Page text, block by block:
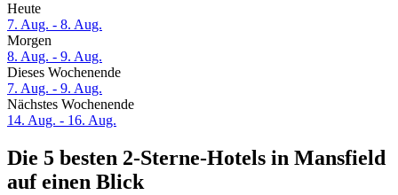
Heute
7. Aug. - 8. Aug.
Morgen
8. Aug. - 9. Aug.
Dieses Wochenende
7. Aug. - 9. Aug.
Nächstes Wochenende
14. Aug. - 16. Aug.
Die 5 besten 2-Sterne-Hotels in Mansfield
auf einen Blick